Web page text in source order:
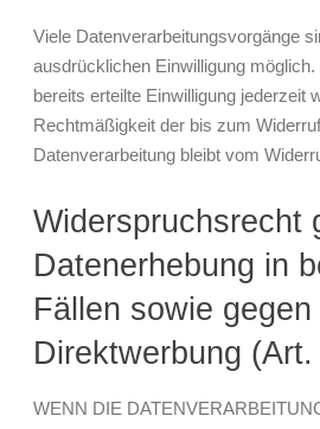
Viele Datenverarbeitungsvorgänge
ausdrücklichen Einwilligung
bereits erteilte Einwilligung jederzeit
Rechtmäßigkeit der bis zum
Datenverarbeitung bleibt vom
Widerspruchsrecht
Datenerhebung in
Fällen sowie gegen
Direktwerbung
WENN DIE